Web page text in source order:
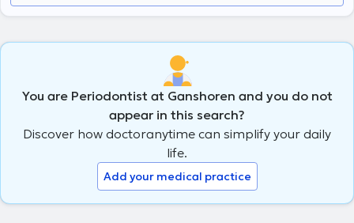
You are Periodontist at Ganshoren and you do not
appear in this search?
Discover how doctoranytime can simplify your daily
life.
Add your medical practice